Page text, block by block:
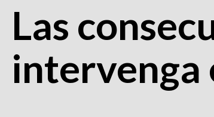
Las
intervenga